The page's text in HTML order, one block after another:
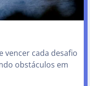
vencer cada desafio
obstáculos em